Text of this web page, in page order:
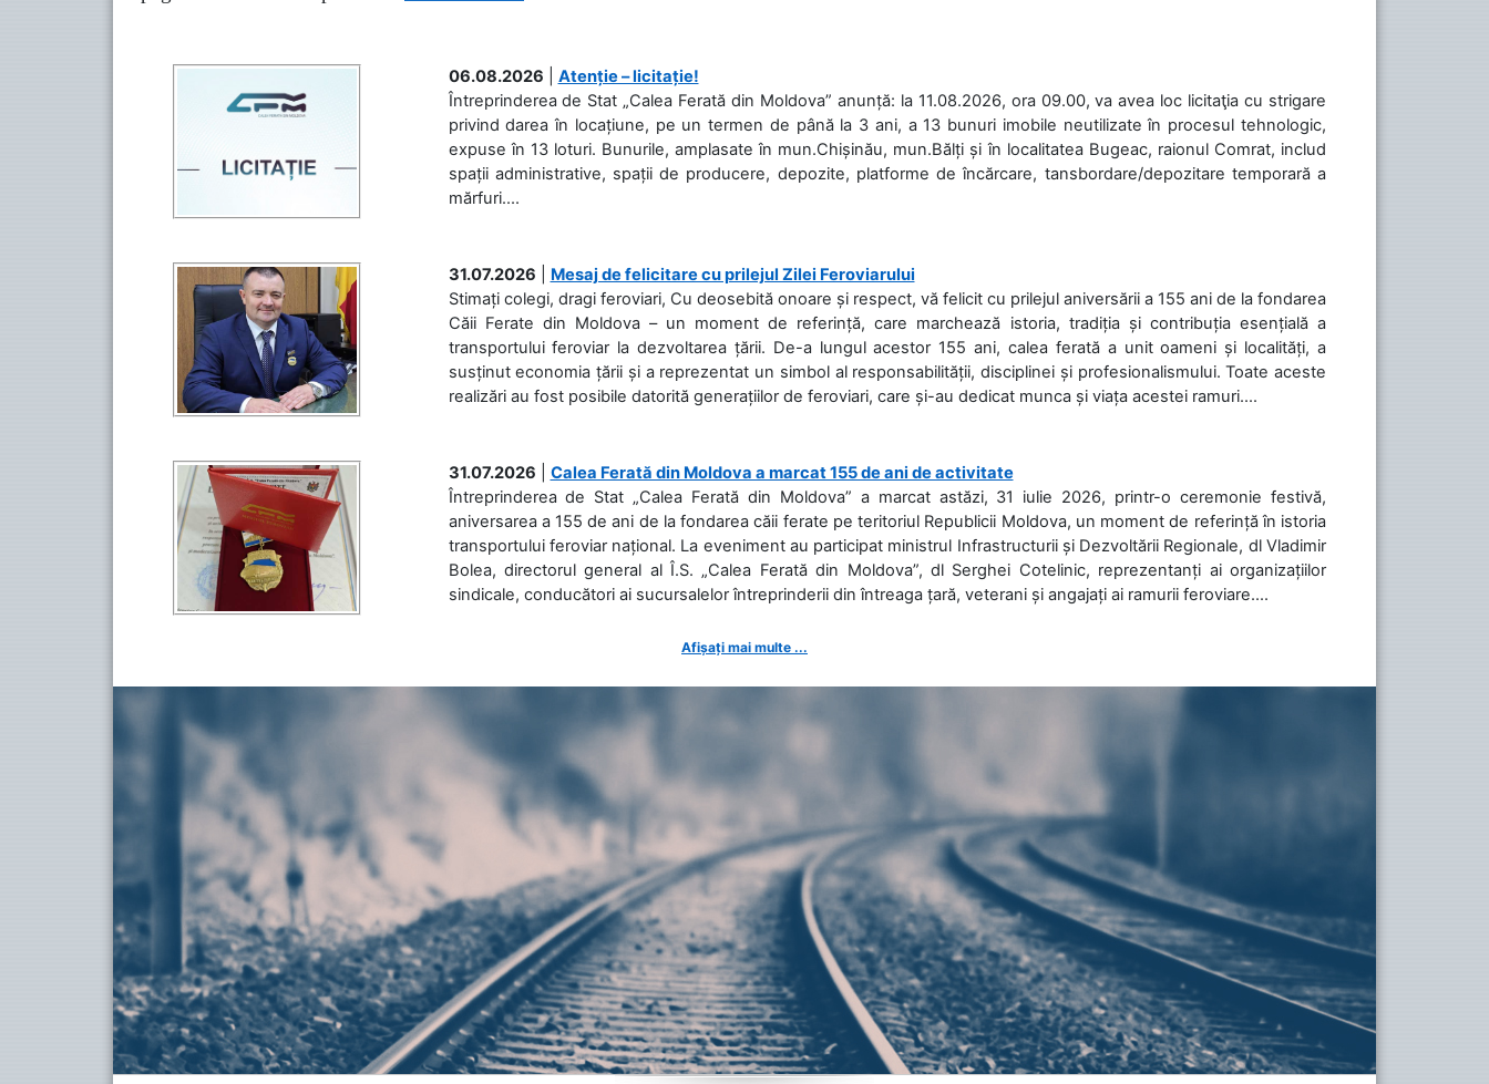
06.08.2026
Atenție – licitație!
Întreprinderea de Stat „Calea Ferată din Moldova” anunță: la 11.08.2026, ora 09.00, va avea loc licitaţia cu strigare
privind darea în locațiune, pe un termen de până la 3 ani, a 13 bunuri imobile neutilizate în procesul tehnologic,
expuse în 13 loturi. Bunurile, amplasate în mun.Chișinău, mun.Bălți și în localitatea Bugeac, raionul Comrat, includ
spații administrative, spații de producere, depozite, platforme de încărcare, tansbordare/depozitare temporară a
mărfuri....
31.07.2026
Mesaj de felicitare cu prilejul Zilei Feroviarului
Stimați colegi, dragi feroviari, Cu deosebită onoare și respect, vă felicit cu prilejul aniversării a 155 ani de la fondarea
Căii Ferate din Moldova – un moment de referință, care marchează istoria, tradiția și contribuția esențială a
transportului feroviar la dezvoltarea țării. De-a lungul acestor 155 ani, calea ferată a unit oameni și localități, a
susținut economia țării și a reprezentat un simbol al responsabilității, disciplinei și profesionalismului. Toate aceste
realizări au fost posibile datorită generațiilor de feroviari, care și-au dedicat munca și viața acestei ramuri....
31.07.2026
Calea Ferată din Moldova a marcat 155 de ani de activitate
Întreprinderea de Stat „Calea Ferată din Moldova” a marcat astăzi, 31 iulie 2026, printr-o ceremonie festivă,
aniversarea a 155 de ani de la fondarea căii ferate pe teritoriul Republicii Moldova, un moment de referință în istoria
transportului feroviar național. La eveniment au participat ministrul Infrastructurii și Dezvoltării Regionale, dl Vladimir
Bolea, directorul general al Î.S. „Calea Ferată din Moldova”, dl Serghei Cotelinic, reprezentanți ai organizațiilor
sindicale, conducători ai sucursalelor întreprinderii din întreaga țară, veterani și angajați ai ramurii feroviare....
Afișați mai multe ...